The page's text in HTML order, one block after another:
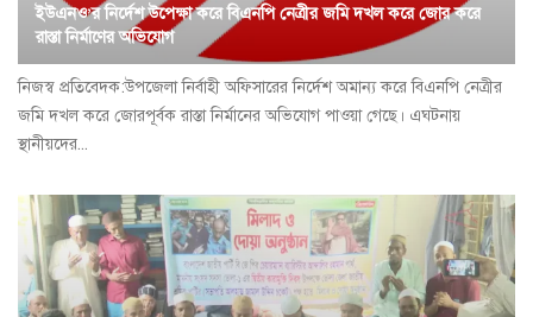
ইউএনও’র নির্দেশ উপেক্ষা করে বিএনপি নেত্রীর জমি দখল করে জোর করে
রাস্তা নির্মাণের অভিযোগ
নিজস্ব প্রতিবেদক:উপজেলা নির্বাহী অফিসারের নির্দেশ অমান্য করে বিএনপি নেত্রীর
জমি দখল করে জোরপূর্বক রাস্তা নির্মানের অভিযোগ পাওয়া গেছে। এঘটনায়
স্থানীয়দের...